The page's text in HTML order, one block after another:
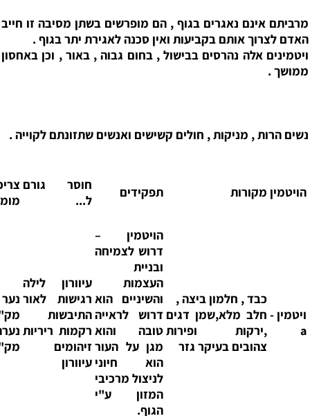
אינם נאגרים בגוף , הם מופרשים בשתן מסיבה זו חייב
אותם בקביעות ואין סכנה לאגירת יתר בגוף .
אלה נהרסים בבישול , בחום גבוה , באור , וכן באחסון
.
, מניקות , חולים קשישים ואנשים שתזונתם לקוייה .
מקורות תפקידים
חוסר גורם
ל...
צריכה
מומלצת
-
כבד , חלמון ביצה ,
חלב מלא,שמן דגים
,ירקות ופירות
צהובים בעיקר גזר
הויטמין–
דרוש לצמיחה
העצמות
והשיניים הוא
דרוש לראייה
טובה והוא
מגן על העור
הוא חיוני
לניצול מרכיבי
המזון ע"י
עיוורון לילה
רגישות לאור
התיבשות
רקמות ריריות
זיהומים
עיוורון
נער 1000
מק"ג
נערה 800